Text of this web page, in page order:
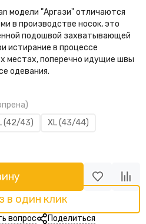
модели "Аргази" отличаются
в производстве носок, это
подошвой захватывающей
истирание в процессе
местах, поперечно идущие швы
одевания.
(42/43)
XL (43/44)
в один клик
вопрос Поделиться